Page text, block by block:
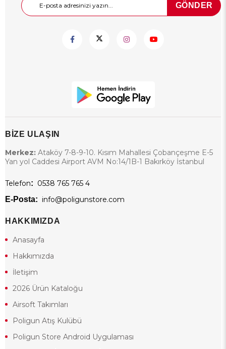
GÖNDER
BİZE ULAŞIN
Merkez: Ataköy 7-8-9-10. Kısım Mahallesi Çobançeşme E-5
Yan yol Caddesi Airport AVM No:14/1B-1 Bakırköy İstanbul
Telefon: 0538 765 765 4
E-Posta: info@poligunstore.com
HAKKIMIZDA
Anasayfa
Hakkımızda
İletişim
2026 Ürün Kataloğu
Airsoft Takımları
Poligun Atış Kulübü
Poligun Store Android Uygulaması